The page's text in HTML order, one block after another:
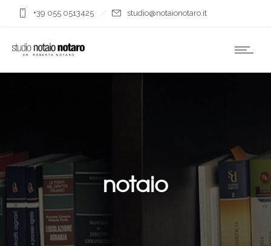
+39 055 0513425 studio@notaionotaro.it
notaio